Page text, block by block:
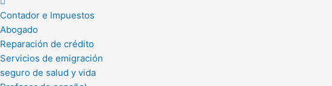
Contador e Impuestos
Abogado
Reparación de crédito
Servicios de emigración
seguro de salud y vida